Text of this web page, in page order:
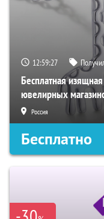
12:59:26
Бесплатная
ювелирных
Россия
Бесплатно